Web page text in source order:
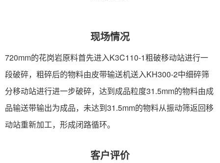
现场情况
720mm的花岗岩原料首先进入K3C110-1粗破移动站进行一
段破碎，粗碎后的物料由皮带输送机送入KH300-2中细碎筛
分移动站进行进一步破碎，达到成品粒度31.5mm的物料由成
品输送带输出为成品，未达到31.5mm的物料从振动筛返回移
动站重新加工，形成闭路循环。
客户评价